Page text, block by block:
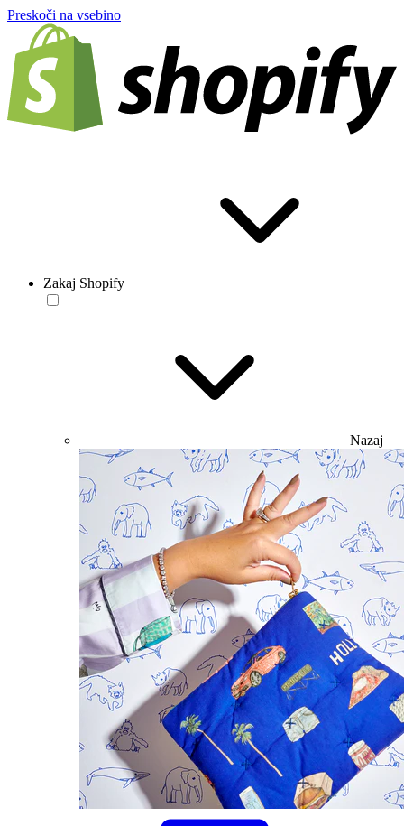
Preskoči na vsebino
Zakaj Shopify
Nazaj